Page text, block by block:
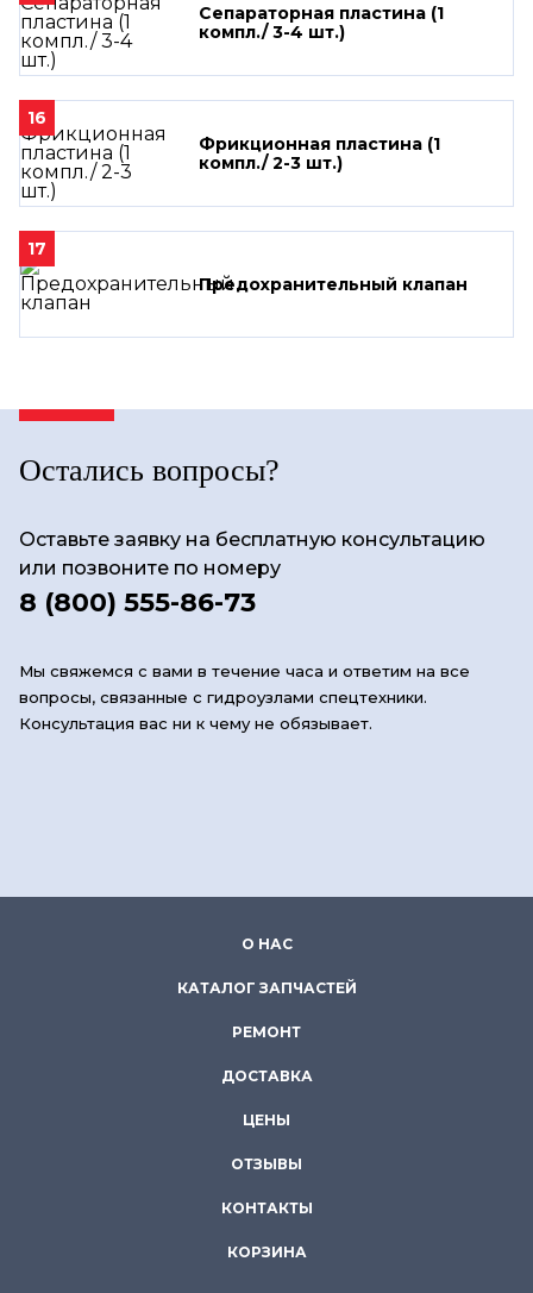
Сепараторная пластина (1
компл./ 3-4 шт.)
16
Фрикционная пластина (1
компл./ 2-3 шт.)
17
Предохранительный клапан
Остались вопросы?
Оставьте заявку на бесплатную консультацию
или позвоните по номеру
8 (800) 555-86-73
Мы свяжемся с вами в течение часа и ответим на все
вопросы, связанные с гидроузлами спецтехники.
Консультация вас ни к чему не обязывает.
О НАС
КАТАЛОГ ЗАПЧАСТЕЙ
РЕМОНТ
ДОСТАВКА
ЦЕНЫ
ОТЗЫВЫ
КОНТАКТЫ
КОРЗИНА